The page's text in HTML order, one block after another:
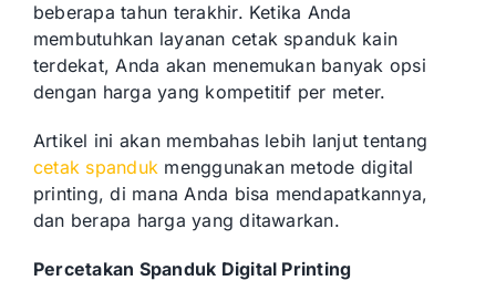
beberapa tahun terakhir. Ketika Anda
membutuhkan layanan cetak spanduk kain
terdekat, Anda akan menemukan banyak opsi
dengan harga yang kompetitif per meter.
Artikel ini akan membahas lebih lanjut tentang
cetak spanduk menggunakan metode digital
printing, di mana Anda bisa mendapatkannya,
dan berapa harga yang ditawarkan.
Percetakan Spanduk Digital Printing